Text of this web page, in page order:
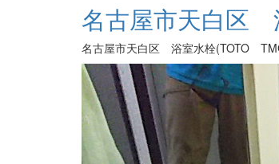
名古屋市天白区
名古屋市天白区 浴室水栓(TOTO